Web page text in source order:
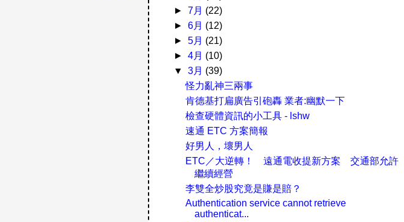
► 7月 (22)
► 6月 (12)
► 5月 (21)
► 4月 (10)
▼ 3月 (39)
怪力亂神三兩事
肯德基打扁廣告引砲轟 業者:幽默一下
檢查硬體資訊的小工具 - lshw
速通 ETC 方案簡報
好男人，壞男人
ETC／大逆轉！ 遠通電收提新方案 交通部允許
繼續經營
李雙全炒股究竟是賺是賠？
Authentication service cannot retrieve
authenticat...